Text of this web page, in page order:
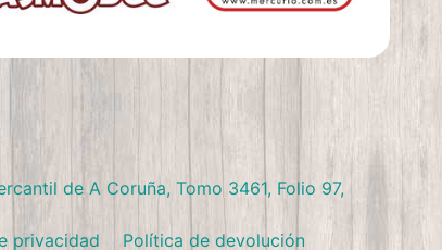
de A Coruña, Tomo 3461, Folio 97,
privacidad Política de devolución